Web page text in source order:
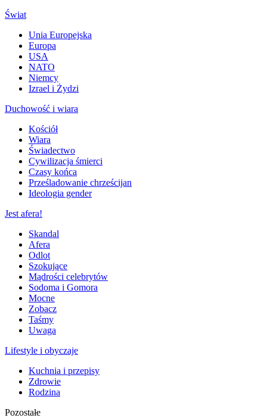
Świat
Unia Europejska
Europa
USA
NATO
Niemcy
Izrael i Żydzi
Duchowość i wiara
Kościół
Wiara
Świadectwo
Cywilizacja śmierci
Czasy końca
Prześladowanie chrześcijan
Ideologia gender
Jest afera!
Skandal
Afera
Odlot
Szokujące
Mądrości celebrytów
Sodoma i Gomora
Mocne
Zobacz
Taśmy
Uwaga
Lifestyle i obyczaje
Kuchnia i przepisy
Zdrowie
Rodzina
Pozostałe